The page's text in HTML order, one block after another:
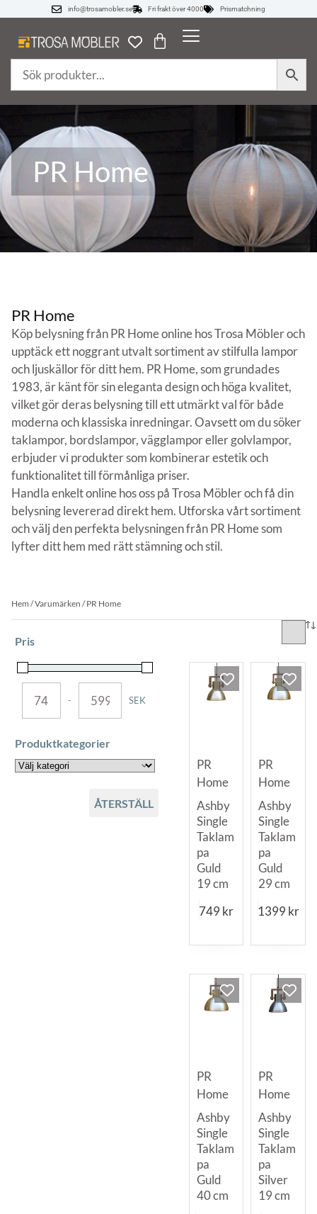
info@trosamobler.se Fri frakt över 4000 Prismatchning
PR Home
PR Home
Köp belysning från PR Home online hos Trosa Möbler och
upptäck ett noggrant utvalt sortiment av stilfulla lampor
och ljuskällor för ditt hem. PR Home, som grundades
1983, är känt för sin eleganta design och höga kvalitet,
vilket gör deras belysning till ett utmärkt val för både
moderna och klassiska inredningar. Oavsett om du söker
taklampor, bordslampor, vägglampor eller golvlampor,
erbjuder vi produkter som kombinerar estetik och
funktionalitet till förmånliga priser.
Handla enkelt online hos oss på Trosa Möbler och få din
belysning levererad direkt hem. Utforska vårt sortiment
och välj den perfekta belysningen från PR Home som
lyfter ditt hem med rätt stämning och stil.
Hem / Varumärken / PR Home
Pris
MINIMUM PRICE
-
MAXIMUM PRICE
SEK
Produktkategorier
ÅTERSTÄLL
PR
Home
Ashby
Single
Taklam
pa
Guld
19 cm
749kr
PR
Home
Ashby
Single
Taklam
pa
Guld
29 cm
1399kr
PR
Home
Ashby
Single
Taklam
pa
Guld
40 cm
PR
Home
Ashby
Single
Taklam
pa
Silver
19 cm